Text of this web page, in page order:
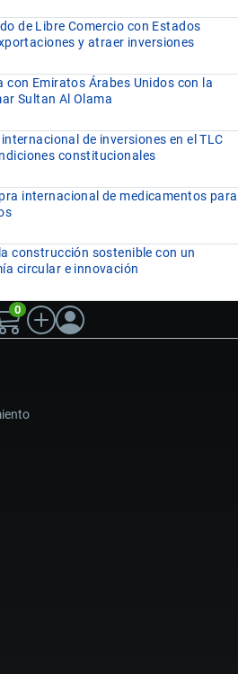
de Libre Comercio con Estados
y atraer inversiones
con Emiratos Árabes Unidos con la
Sultan Al Olama
de inversiones en el TLC
constitucionales
internacional de medicamentos para
construcción sostenible con un
circular e innovación
0